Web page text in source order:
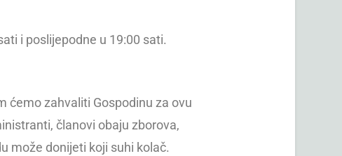
i poslijepodne u 19:00 sati.
ćemo zahvaliti Gospodinu za ovu
članovi obaju zborova,
može donijeti koji suhi kolač.